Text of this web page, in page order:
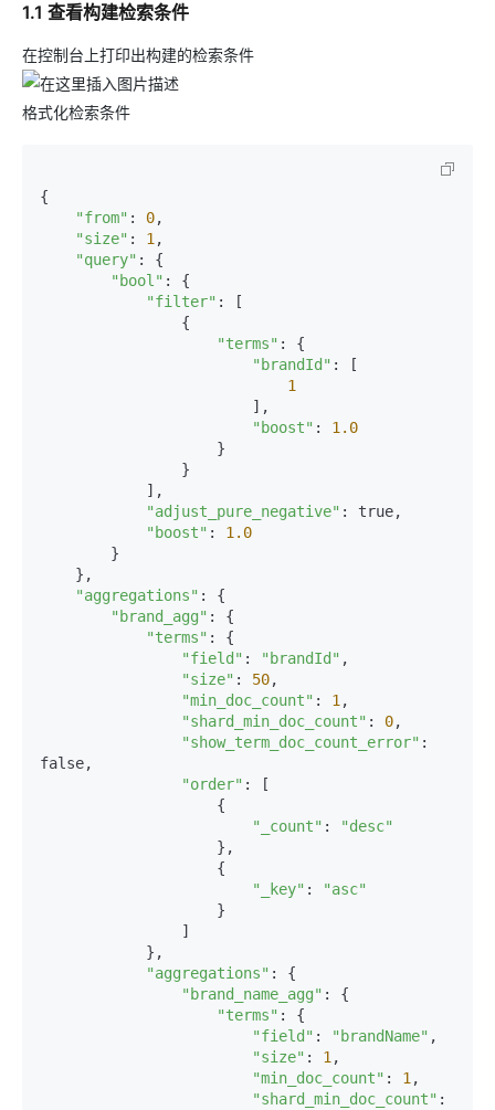
1.1 查看构建检索条件
在控制台上打印出构建的检索条件
格式化检索条件
{
"from" : 0,
"size" : 1 ,
"query" : {
"bool" : {
"filter" : [
"terms" : {
"brandId" : [
1
"boost" : 1.0
"adjust_pure_negative" : true,
"boost" : 1.0
"aggregations" : {
"brand_agg" : {
"terms" : {
"field" : "brandId" ,
"size" : 50,
"min_doc_count" : 1 ,
"shard_min_doc_count" : 0,
"show_term_doc_count_error" :
false,
"order" : [
"_count" :
"desc"
"_key" :
"asc"
"aggregations" : {
"brand_name_agg" : {
"terms" : {
"field" : "brandName" ,
"size" : 1 ,
"min_doc_count" : 1 ,
"shard_min_doc_count"